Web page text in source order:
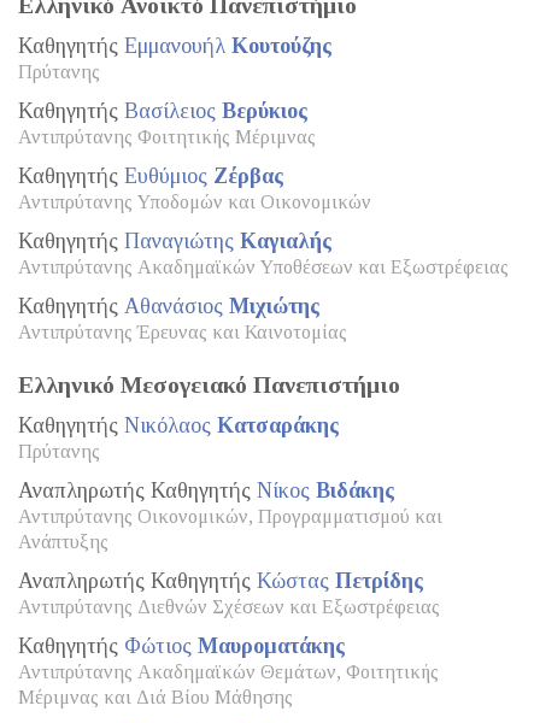
Ελληνικό Ανοικτό Πανεπιστήμιο
Καθηγητής Εμμανουήλ Κουτούζης
Πρύτανης
Καθηγητής Βασίλειος Βερύκιος
Αντιπρύτανης Φοιτητικής Μέριμνας
Καθηγητής Ευθύμιος Ζέρβας
Αντιπρύτανης Υποδομών και Οικονομικών
Καθηγητής Παναγιώτης Καγιαλής
Αντιπρύτανης Ακαδημαϊκών Υποθέσεων και Εξωστρέφειας
Καθηγητής Αθανάσιος Μιχιώτης
Αντιπρύτανης Έρευνας και Καινοτομίας
Ελληνικό Μεσογειακό Πανεπιστήμιο
Καθηγητής Νικόλαος Κατσαράκης
Πρύτανης
Αναπληρωτής Καθηγητής Νίκος Βιδάκης
Αντιπρύτανης Οικονομικών, Προγραμματισμού και
Ανάπτυξης
Αναπληρωτής Καθηγητής Κώστας Πετρίδης
Αντιπρύτανης Διεθνών Σχέσεων και Εξωστρέφειας
Καθηγητής Φώτιος Μαυροματάκης
Αντιπρύτανης Ακαδημαϊκών Θεμάτων, Φοιτητικής
Μέριμνας και Διά Βίου Μάθησης